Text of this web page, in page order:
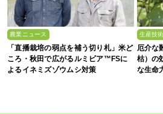
農業ニュース
「直播栽培の弱点を補う切り札」米ど
ころ・秋田で広がるルミビア™FSに
よるイネミズゾウムシ対策
生産技術
厄介な
枯）の
な生命